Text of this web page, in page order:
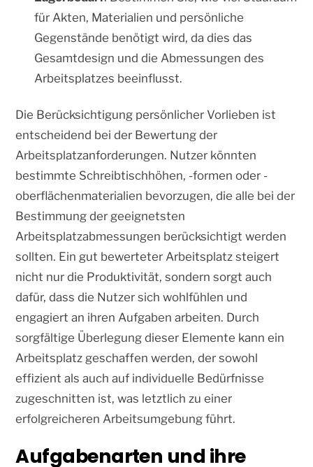
für Akten, Materialien und persönliche
Gegenstände benötigt wird, da dies das
Gesamtdesign und die Abmessungen des
Arbeitsplatzes beeinflusst.
Die Berücksichtigung persönlicher Vorlieben ist
entscheidend bei der Bewertung der
Arbeitsplatzanforderungen. Nutzer könnten
bestimmte Schreibtischhöhen, -formen oder -
oberflächenmaterialien bevorzugen, die alle bei der
Bestimmung der geeignetsten
Arbeitsplatzabmessungen berücksichtigt werden
sollten. Ein gut bewerteter Arbeitsplatz steigert
nicht nur die Produktivität, sondern sorgt auch
dafür, dass die Nutzer sich wohlfühlen und
engagiert an ihren Aufgaben arbeiten. Durch
sorgfältige Überlegung dieser Elemente kann ein
Arbeitsplatz geschaffen werden, der sowohl
effizient als auch auf individuelle Bedürfnisse
zugeschnitten ist, was letztlich zu einer
erfolgreicheren Arbeitsumgebung führt.
Aufgabenarten und ihre